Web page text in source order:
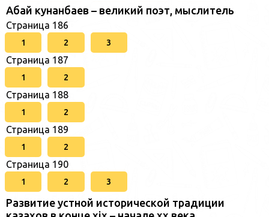
Абай кунанбаев – великий поэт, мыслитель
Страница 186
1 2 3
Страница 187
1 2
Страница 188
1 2
Страница 189
1 2
Страница 190
1 2 3
Развитие устной исторической традиции